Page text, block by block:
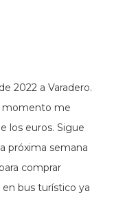
2022 a Varadero.
momento me
los euros. Sigue
próxima semana
comprar
bus turístico ya